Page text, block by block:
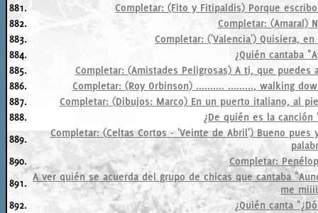
881.
Completar: (Fito y Fitipaldis) Porque
882.
Completar: (Amaral)
883.
Completar: ('Valencia') Quisiera,
884.
¿Quién cantaba
885.
Completar: (Amistades Peligrosas) A ti, que
886.
Completar: (Roy Orbinson) .......... ........., walking
887.
Completar: (Dibujos: Marco) En un puerto italiano, al
888.
¿De quién es la
889.
Completar: (Celtas Cortos - 'Veinte de Abril') Bueno
890.
Completar:
891. A ver quién se acuerda del grupo de chicas que cantaba
me
892.
¿Quién canta